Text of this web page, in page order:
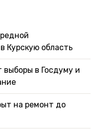
Курскую область
выборы в Госдуму и
на ремонт до